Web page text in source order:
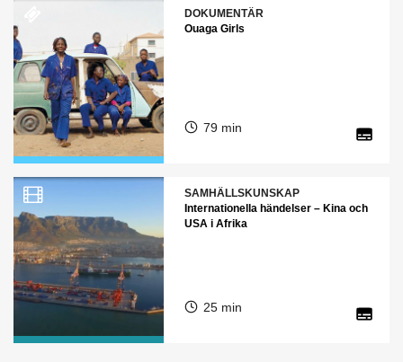
DOKUMENTÄR
Ouaga Girls
79 min
SAMHÄLLSKUNSKAP
Internationella händelser – Kina och
USA i Afrika
25 min